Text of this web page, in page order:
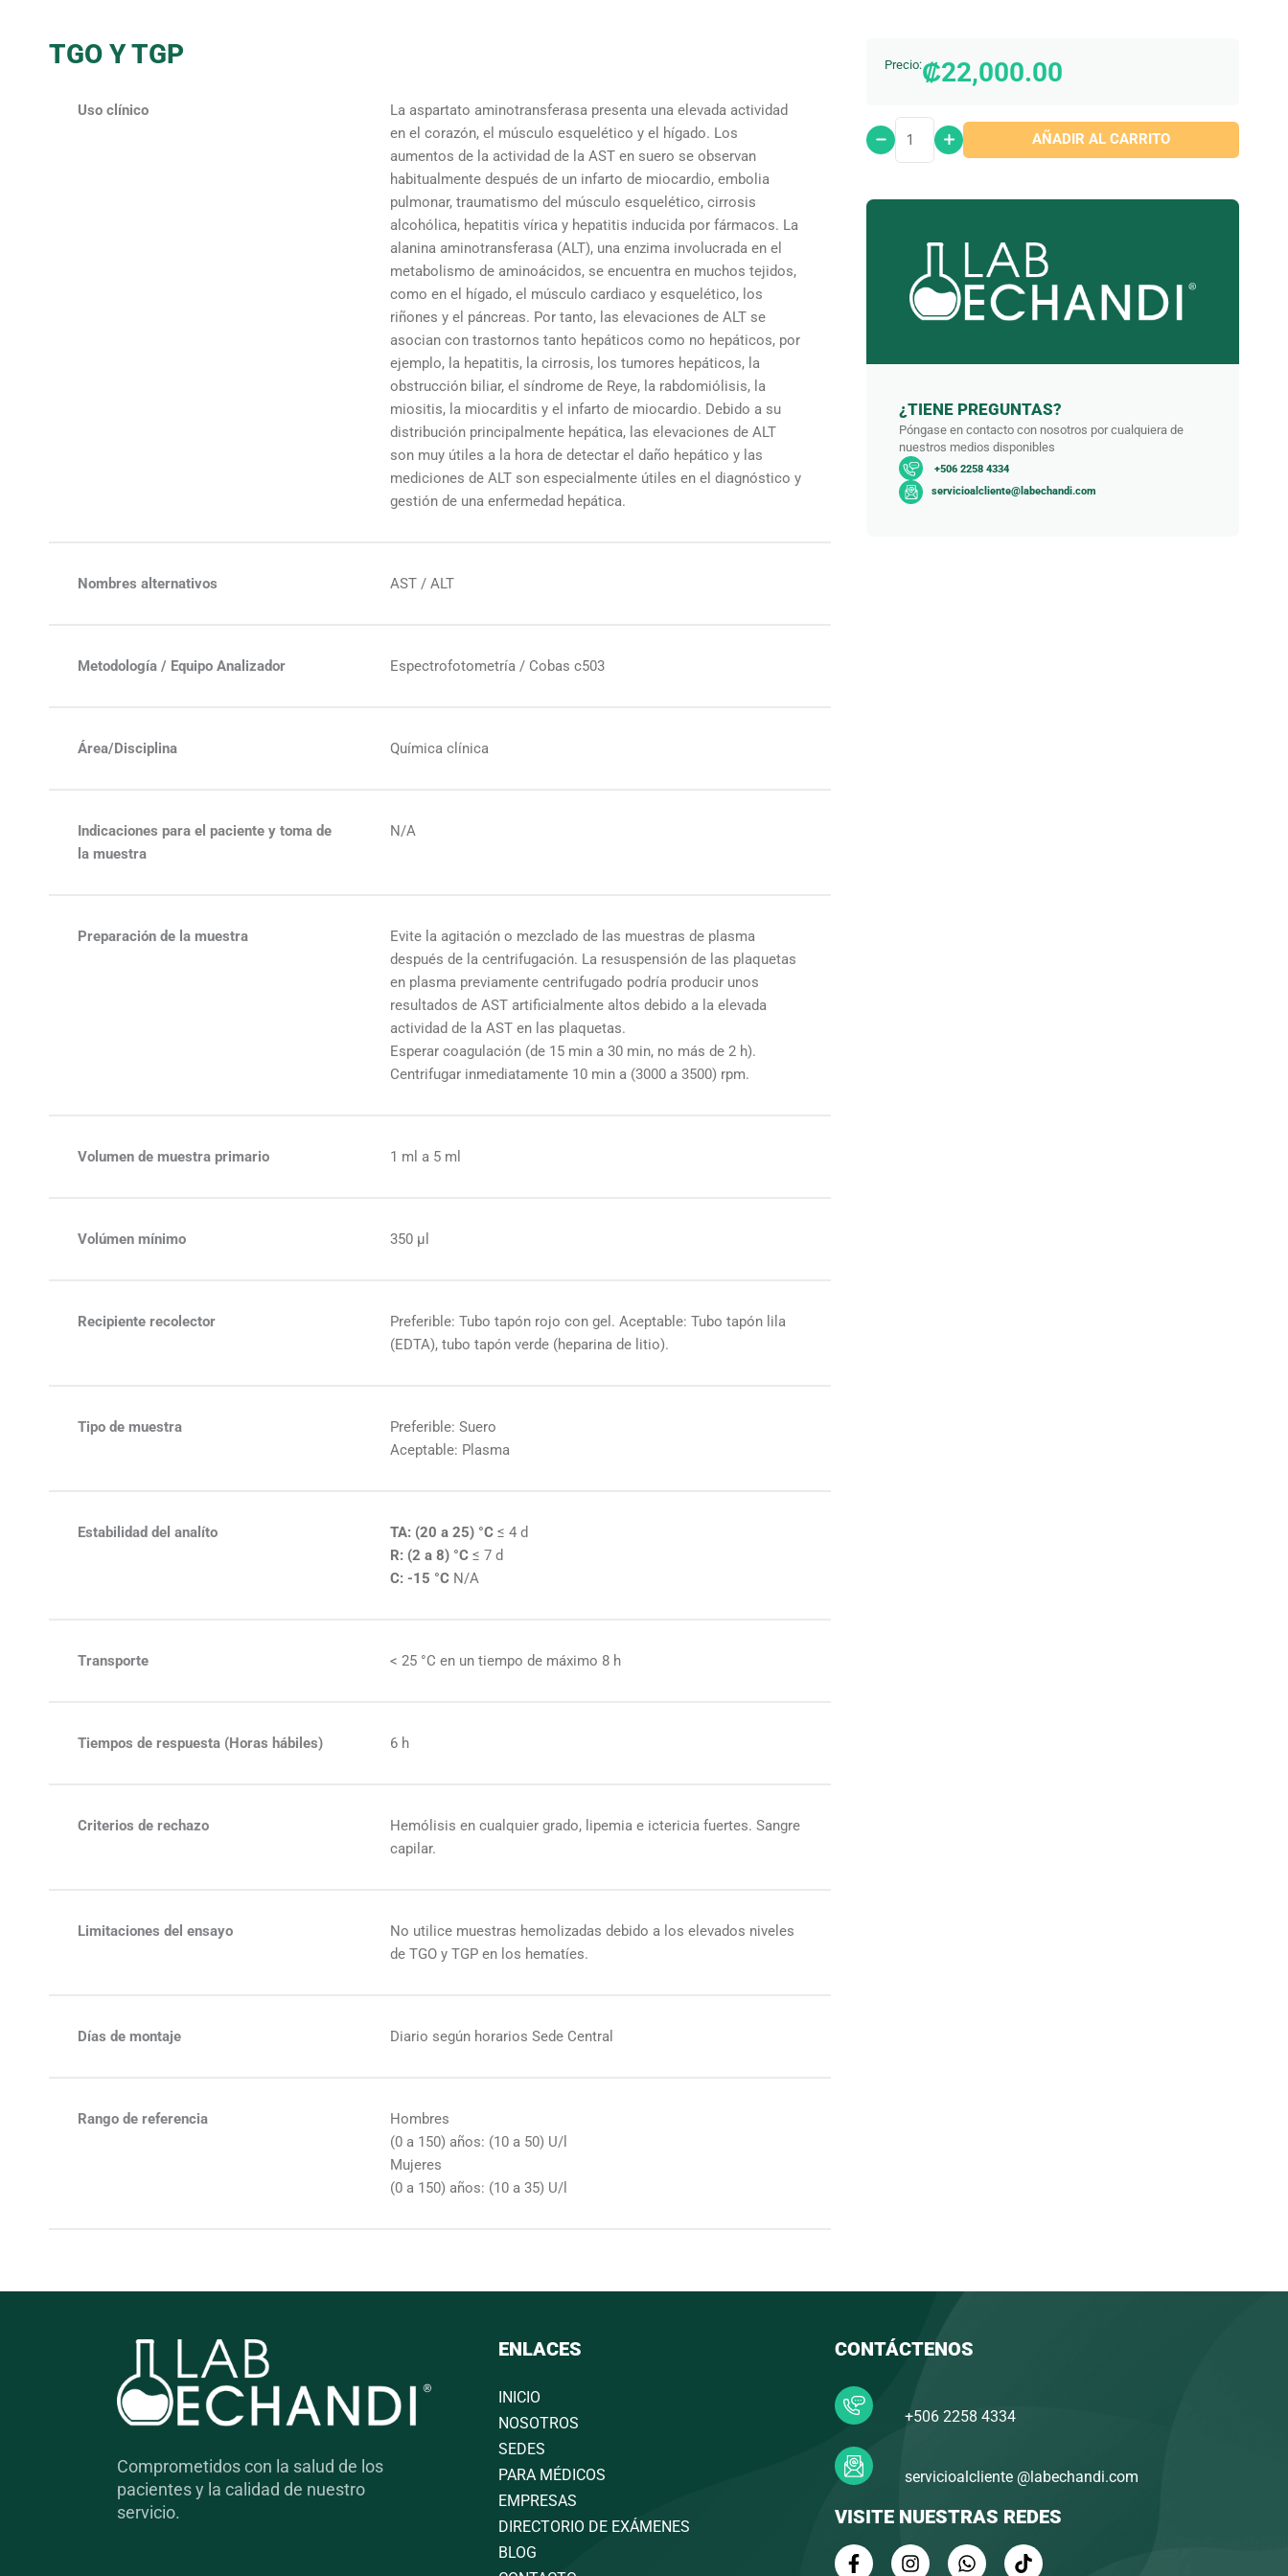
TGO Y TGP
Uso clínico
La aspartato aminotransferasa presenta una elevada actividad
en el corazón, el músculo esquelético y el hígado. Los
aumentos de la actividad de la AST en suero se observan
habitualmente después de un infarto de miocardio, embolia
pulmonar, traumatismo del músculo esquelético, cirrosis
alcohólica, hepatitis vírica y hepatitis inducida por fármacos. La
alanina aminotransferasa (ALT), una enzima involucrada en el
metabolismo de aminoácidos, se encuentra en muchos tejidos,
como en el hígado, el músculo cardiaco y esquelético, los
riñones y el páncreas. Por tanto, las elevaciones de ALT se
asocian con trastornos tanto hepáticos como no hepáticos, por
ejemplo, la hepatitis, la cirrosis, los tumores hepáticos, la
obstrucción biliar, el síndrome de Reye, la rabdomiólisis, la
miositis, la miocarditis y el infarto de miocardio. Debido a su
distribución principalmente hepática, las elevaciones de ALT
son muy útiles a la hora de detectar el daño hepático y las
mediciones de ALT son especialmente útiles en el diagnóstico y
gestión de una enfermedad hepática.
Nombres alternativos AST / ALT
Metodología / Equipo Analizador Espectrofotometría / Cobas c503
Área/Disciplina Química clínica
Indicaciones para el paciente y toma de
la muestra
N/A
Preparación de la muestra
Evite la agitación o mezclado de las muestras de plasma
después de la centrifugación. La resuspensión de las plaquetas
en plasma previamente centrifugado podría producir unos
resultados de AST artificialmente altos debido a la elevada
actividad de la AST en las plaquetas.
Esperar coagulación (de 15 min a 30 min, no más de 2 h).
Centrifugar inmediatamente 10 min a (3000 a 3500) rpm.
Volumen de muestra primario 1 ml a 5 ml
Volúmen mínimo 350 µl
Recipiente recolector
Preferible: Tubo tapón rojo con gel. Aceptable: Tubo tapón lila
(EDTA), tubo tapón verde (heparina de litio).
Tipo de muestra
Preferible: Suero
Aceptable: Plasma
Estabilidad del analíto TA: (20 a 25) °C ≤ 4 d
R: (2 a 8) °C ≤ 7 d
C: -15 °C N/A
Transporte < 25 °C en un tiempo de máximo 8 h
Tiempos de respuesta (Horas hábiles) 6 h
Criterios de rechazo
Hemólisis en cualquier grado, lipemia e ictericia fuertes. Sangre
capilar.
Limitaciones del ensayo
No utilice muestras hemolizadas debido a los elevados niveles
de TGO y TGP en los hematíes.
Días de montaje Diario según horarios Sede Central
Rango de referencia
Hombres
(0 a 150) años: (10 a 50) U/l
Mujeres
(0 a 150) años: (10 a 35) U/l
Precio:₡22,000.00
AÑADIR AL CARRITO
¿TIENE PREGUNTAS?
Póngase en contacto con nosotros por cualquiera de
nuestros medios disponibles
+506 2258 4334
servicioalcliente@labechandi.com
Comprometidos con la salud de los
pacientes y la calidad de nuestro
servicio.
ENLACES
INICIO
NOSOTROS
SEDES
PARA MÉDICOS
EMPRESAS
DIRECTORIO DE EXÁMENES
BLOG
CONTÁCTENOS
+506 2258 4334
servicioalcliente @labechandi.com
VISITE NUESTRAS REDES
F
I
W
T